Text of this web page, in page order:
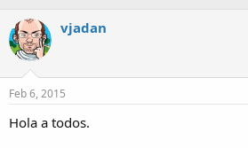
vjadan
Feb 6, 2015
Hola a todos.